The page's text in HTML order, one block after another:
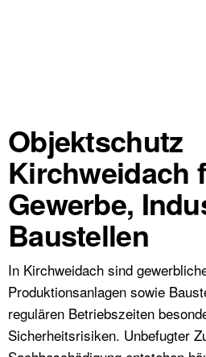
Objektschutz
Kirchweidach
Gewerbe,
Baustellen
In Kirchweidach sind
Produktionsanlagen sowie
regulären Betriebszeiten
Sicherheitsrisiken. Unbefugter